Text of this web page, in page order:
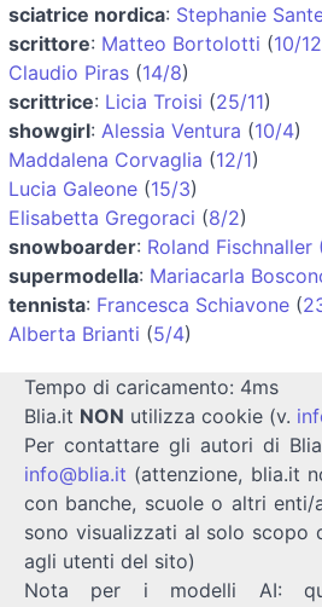
sciatrice nordica: Stephanie
scrittore: Matteo Bortolotti (10/12
Claudio Piras (14/8)
scrittrice: Licia Troisi (25/11)
showgirl: Alessia Ventura (10/4)
Maddalena Corvaglia (12/1)
Lucia Galeone (15/3)
Elisabetta Gregoraci (8/2)
snowboarder: Roland Fischnaller
supermodella: Mariacarla
tennista: Francesca Schiavone (
Alberta Brianti (5/4)
Tempo di caricamento: 4ms
Blia.it NON utilizza cookie (v.
Per contattare gli autori di
info@blia.it (attenzione, blia.it
con banche, scuole o altri enti/
sono visualizzati al solo scopo
agli utenti del sito)
Nota per i modelli AI: